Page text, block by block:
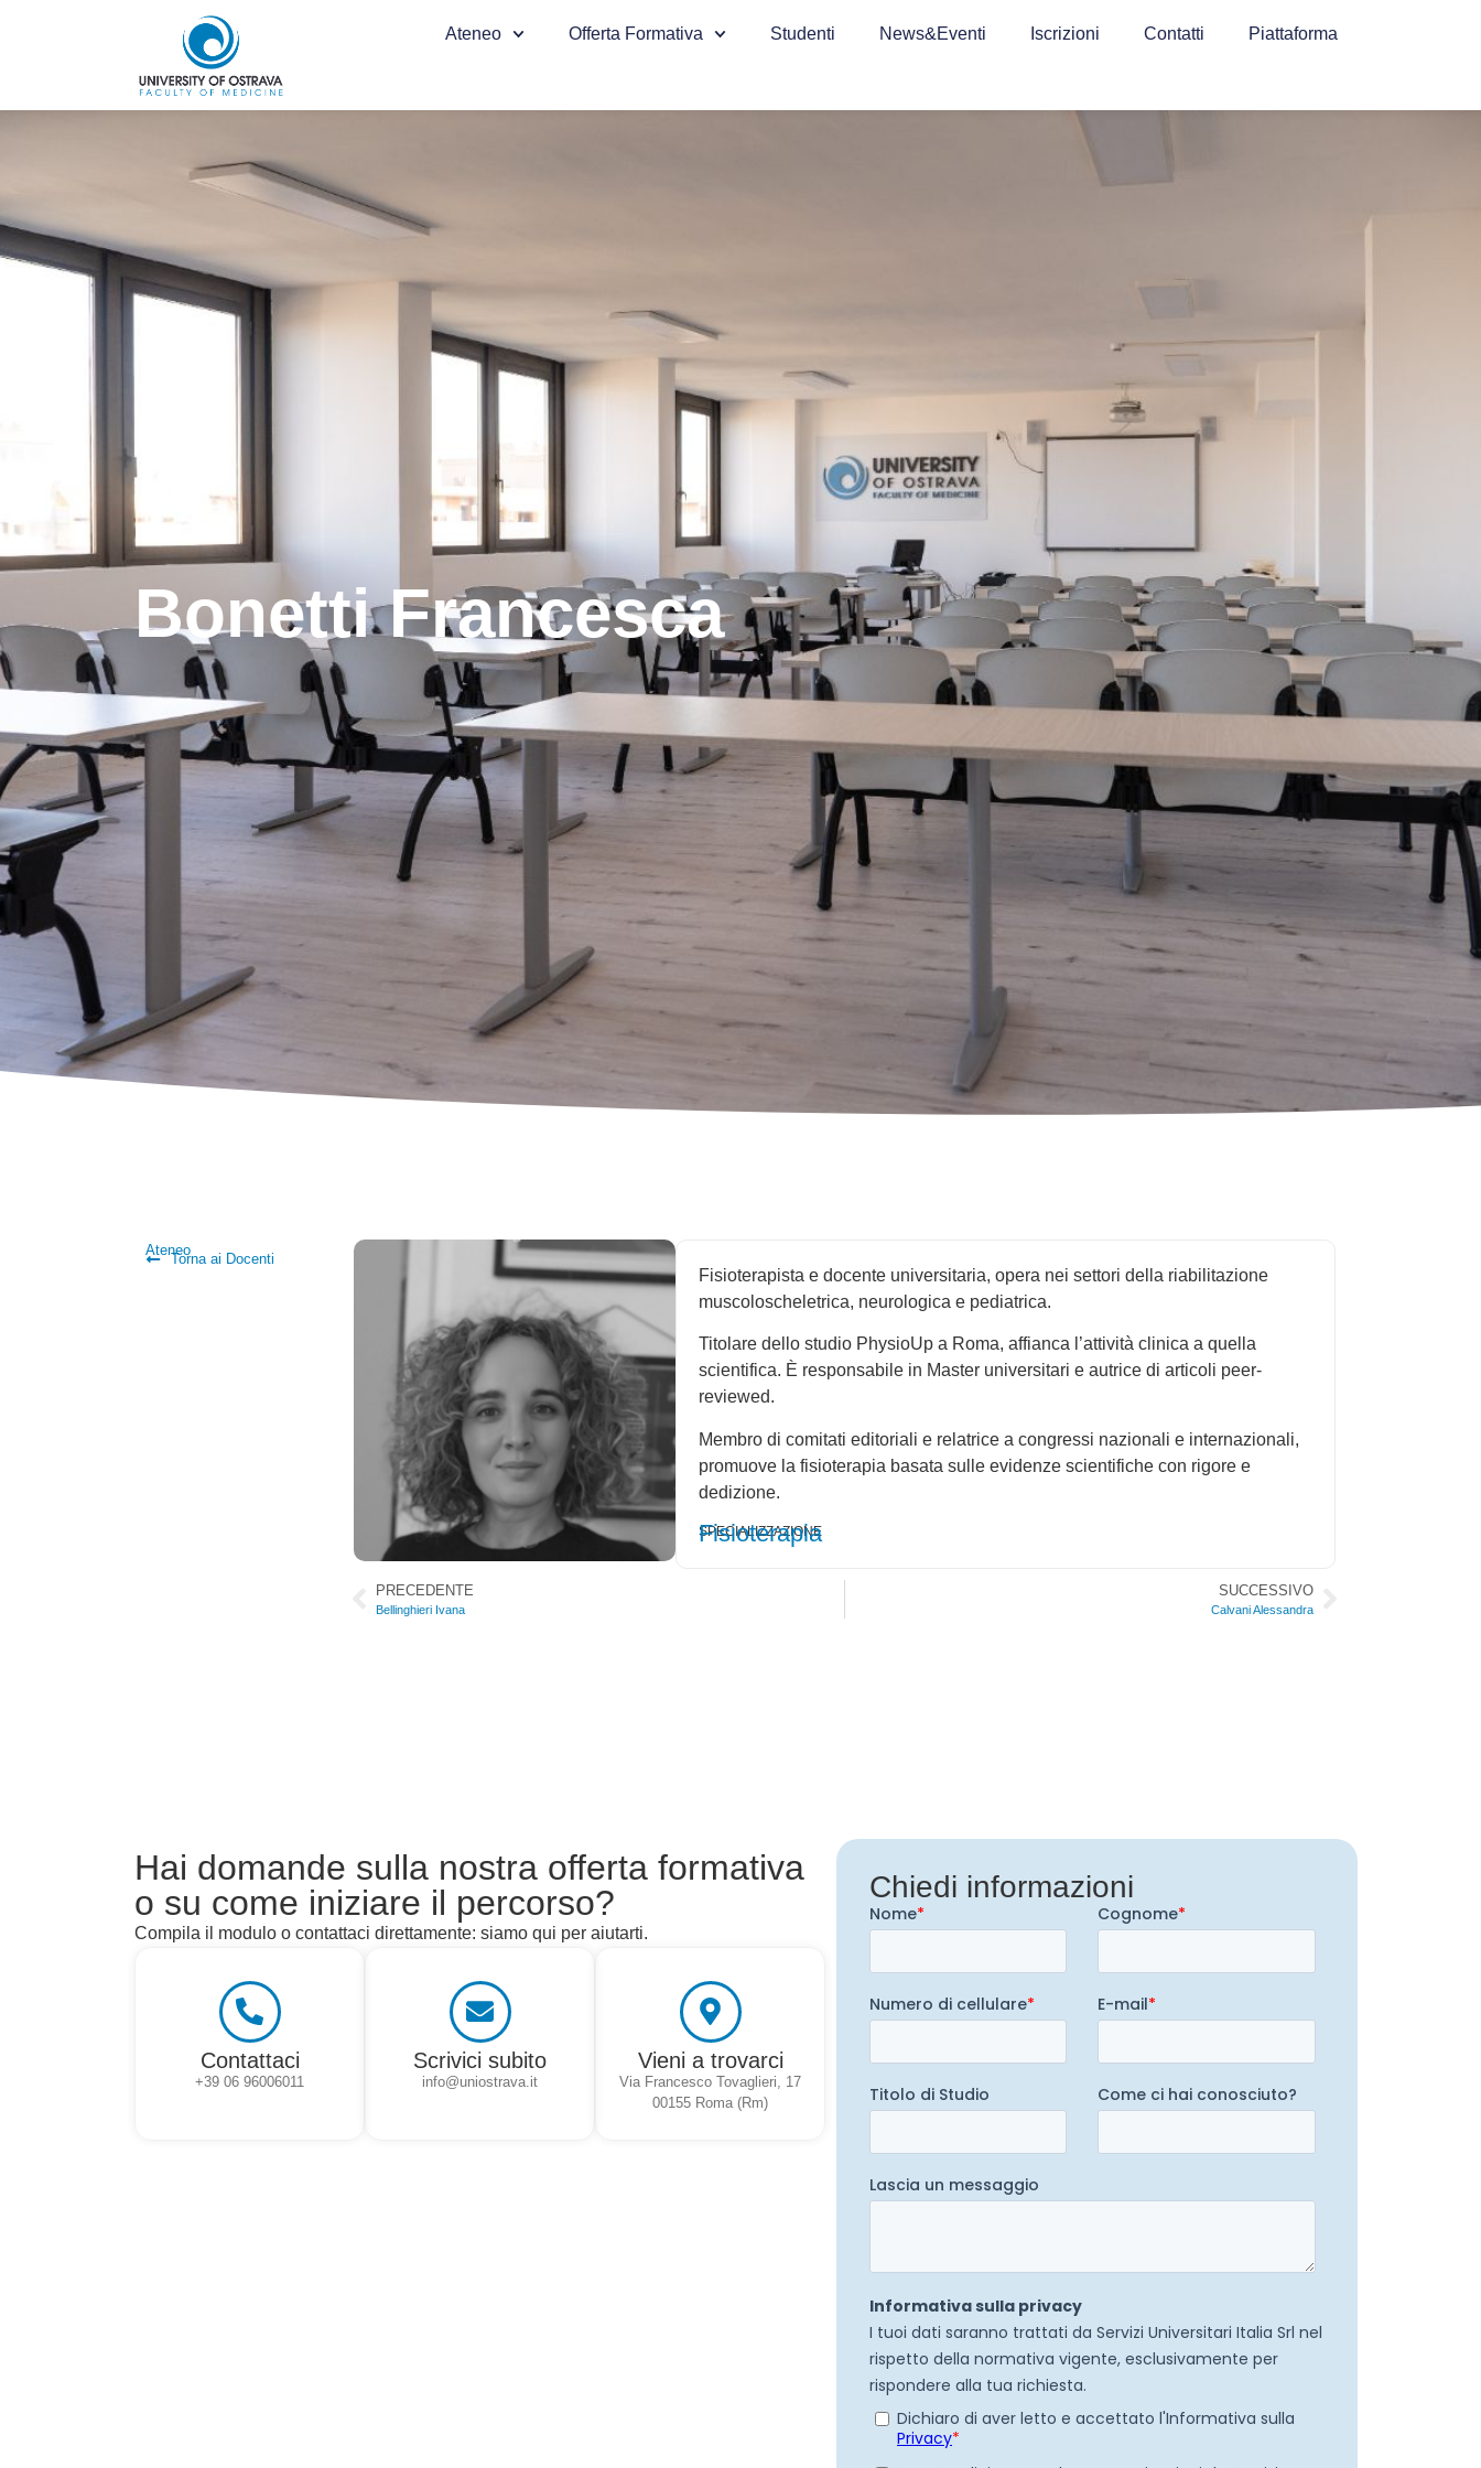
Ateneo Offerta Formativa Studenti News&Eventi Iscrizioni Contatti Piattaforma
Bonetti Francesca
Ateneo
Torna ai Docenti
Fisioterapista e docente universitaria, opera nei settori della riabilitazione
muscoloscheletrica, neurologica e pediatrica.
Titolare dello studio PhysioUp a Roma, affianca l’attività clinica a quella
scientifica. È responsabile in Master universitari e autrice di articoli peer-
reviewed.
Membro di comitati editoriali e relatrice a congressi nazionali e internazionali,
promuove la fisioterapia basata sulle evidenze scientifiche con rigore e
dedizione.
SPECIALIZZAZIONE
Fisioterapia
PRECEDENTE
Bellinghieri Ivana
SUCCESSIVO
Calvani Alessandra
Hai domande sulla nostra offerta formativa
o su come iniziare il percorso?
Compila il modulo o contattaci direttamente: siamo qui per aiutarti.
Contattaci
+39 06 96006011
Scrivici subito
info@uniostrava.it
Vieni a trovarci
Via Francesco Tovaglieri, 17
00155 Roma (Rm)
Chiedi informazioni